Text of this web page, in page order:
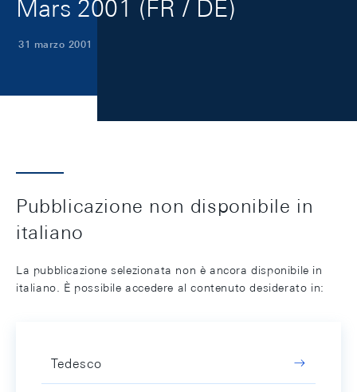
Mars 2001 (FR / DE)
31 marzo 2001
Pubblicazione non disponibile in
italiano
La pubblicazione selezionata non è ancora disponibile in
italiano. È possibile accedere al contenuto desiderato in:
Tedesco